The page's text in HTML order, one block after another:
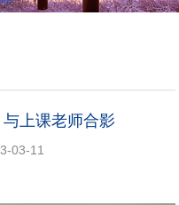
上课老师合影
03-11